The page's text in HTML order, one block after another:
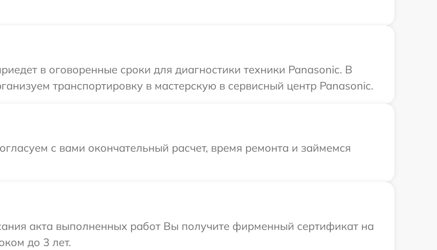
в оговоренные сроки для диагностики техники Panasonic. В
транспортировку в мастерскую в сервисный центр Panasonic.
с вами окончательный расчет, время ремонта и займемся
акта выполненных работ Вы получите фирменный сертификат на
до 3 лет.